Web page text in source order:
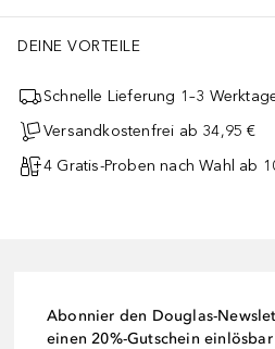
DEINE VORTEILE
Schnelle Lieferung 1–3
Versandkostenfrei ab 34,95 €
4 Gratis-Proben nach Wahl ab
Abonnier den Douglas-
einen 20%-Gutschein